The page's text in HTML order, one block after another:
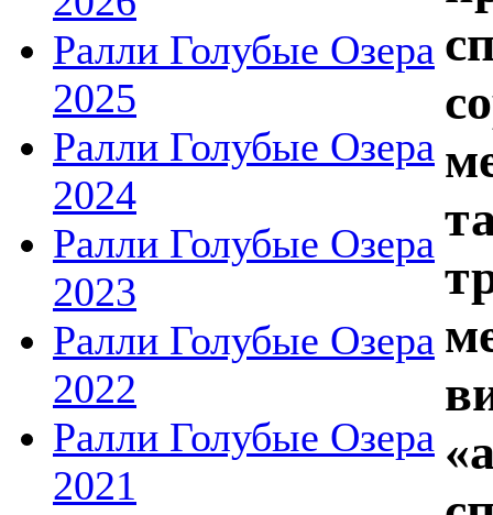
Ралли Голубые Озера
2025
Ралли Голубые Озера
2024
Ралли Голубые Озера
2023
Ралли Голубые Озера
2022
Ралли Голубые Озера
2021